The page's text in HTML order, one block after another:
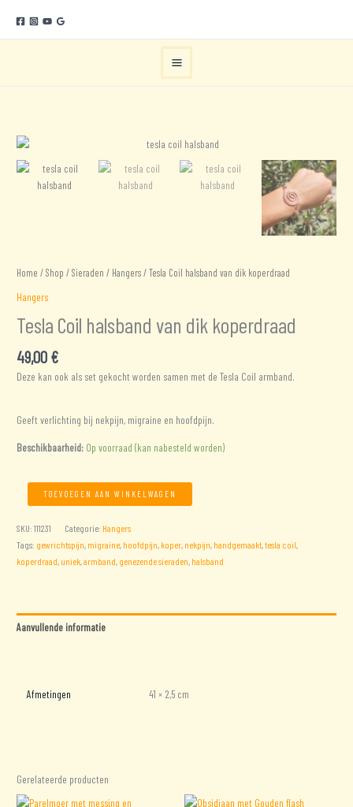
naar
de
Home /Shop /Sieraden / Hangers/ Tesla Coil halsband van dik koperdraad
Hangers
Tesla Coil halsband van dik koperdraad
49,00 €
Deze kan ook als set gekocht worden samen met de Tesla Coil armband.
Geeft verlichting bij nekpijn, migraine en hoofdpijn.
Beschikbaarheid: Op voorraad (kan nabesteld worden)
Coil
halsband
van
dik
TOEVOEGEN AAN WINKELWAGEN
SKU:111231 Categorie: Hangers
Tags: gewrichtspijn, migraine, hoofdpijn, koper, nekpijn, handgemaakt,tesla coil,
koperdraad, uniek,armband, genezende sieraden, halsband
Aanvullende informatie
Afmetingen 41 × 2,5 cm
Gerelateerde producten